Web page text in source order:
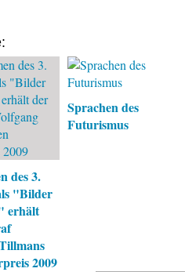
des 3.
"Bilder
erhält
2009
Sprachen des
Futurismus